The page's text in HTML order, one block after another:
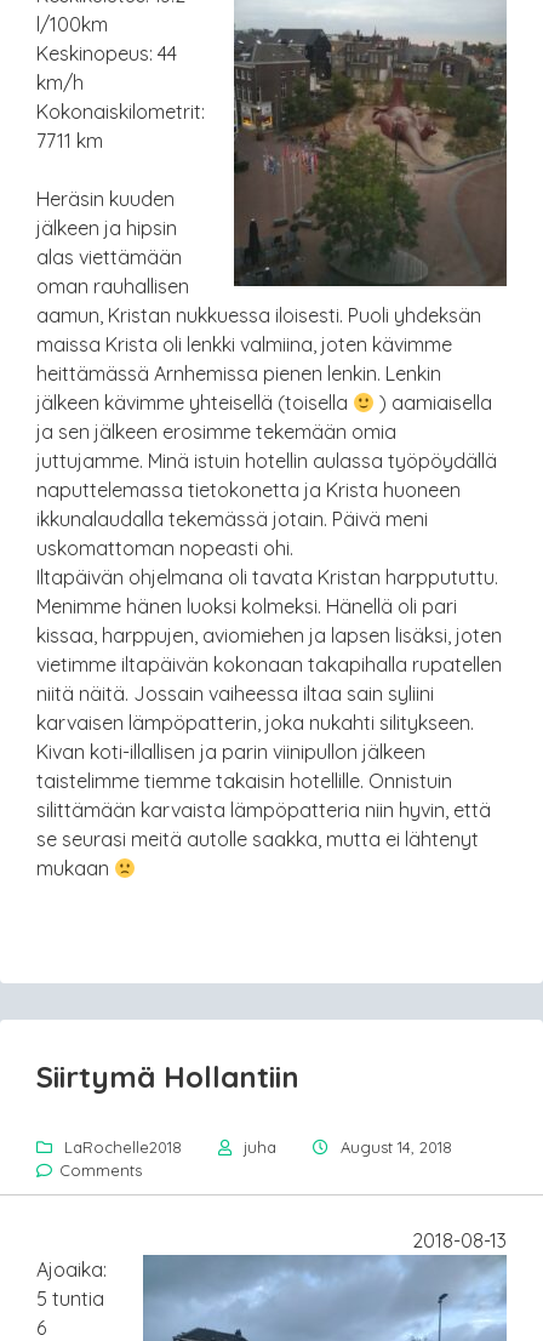
l/100km
Keskinopeus: 44
km/h
Kokonaiskilometrit:
7711 km
Heräsin kuuden
jälkeen ja hipsin
alas viettämään
oman rauhallisen
aamun, Kristan nukkuessa iloisesti. Puoli yhdeksän
maissa Krista oli lenkki valmiina, joten kävimme
heittämässä Arnhemissa pienen lenkin. Lenkin
jälkeen kävimme yhteisellä (toisella
) aamiaisella
ja sen jälkeen erosimme tekemään omia
juttujamme. Minä istuin hotellin aulassa työpöydällä
naputtelemassa tietokonetta ja Krista huoneen
ikkunalaudalla tekemässä jotain. Päivä meni
uskomattoman nopeasti ohi.
Iltapäivän ohjelmana oli tavata Kristan harppututtu.
Menimme hänen luoksi kolmeksi. Hänellä oli pari
kissaa, harppujen, aviomiehen ja lapsen lisäksi, joten
vietimme iltapäivän kokonaan takapihalla rupatellen
niitä näitä. Jossain vaiheessa iltaa sain syliini
karvaisen lämpöpatterin, joka nukahti silitykseen.
Kivan koti-illallisen ja parin viinipullon jälkeen
taistelimme tiemme takaisin hotellille. Onnistuin
silittämään karvaista lämpöpatteria niin hyvin, että
se seurasi meitä autolle saakka, mutta ei lähtenyt
mukaan
Siirtymä Hollantiin
LaRochelle2018 juha
August 14, 2018
Comments
2018-08-13
Ajoaika:
5 tuntia
6